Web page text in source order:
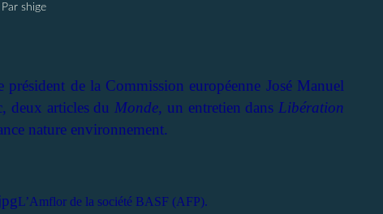
Par shige
de la Commission européenne José Manuel
deux articles du Monde, un entretien dans Libération
nature environnement.
L’Amflor de la société BASF (AFP).